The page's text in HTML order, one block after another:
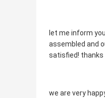
let me inform
assembled and
satisfied! thanks
we are very